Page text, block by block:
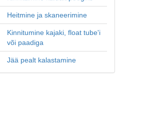
Heitmine ja skaneerimine
Kinnitumine kajaki, float tube'i
või paadiga
Jää pealt kalastamine